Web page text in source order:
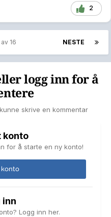
med stormer fra
dager og relativt få soltimer.
vindfullt klima med mange
2
NESTE
16
logg inn for å
skrive en kommentar
konto
for å starte en ny konto!
konto
inn
Logg inn her.